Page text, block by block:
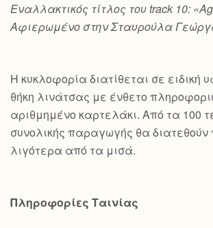
Εναλλακτικός τίτλος τουtrack 10:
Αφιερωμένο στην Σταυρούλα
Η κυκλοφορία διατίθεται σε ειδική
θήκη λινάτσας με ένθετο
αριθμημένο καρτελάκι. Από τα 100
συνολικής παραγωγής θα
λιγότερα από τα μισά.
Πληροφορίες Ταινίας